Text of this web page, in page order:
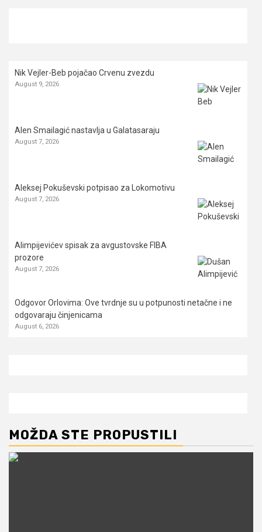
Nik Vejler-Beb pojačao Crvenu zvezdu
August 9, 2026
Alen Smailagić nastavlja u Galatasaraju
August 7, 2026
Aleksej Pokuševski potpisao za Lokomotivu
August 7, 2026
Alimpijevićev spisak za avgustovske FIBA
prozore
August 7, 2026
Odgovor Orlovima: ​Ove tvrdnje su u potpunosti netačne i ne
odgovaraju činjenicama
August 6, 2026
MOŽDA STE PROPUSTILI